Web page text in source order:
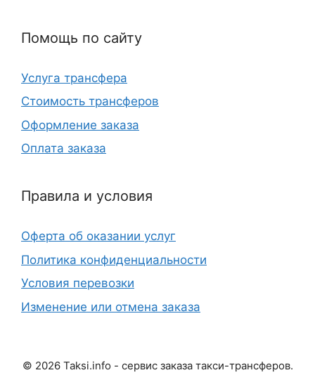
Помощь по сайту
Услуга трансфера
Стоимость трансферов
Оформление заказа
Оплата заказа
Правила и условия
Оферта об оказании услуг
Политика конфиденциальности
Условия перевозки
Изменение или отмена заказа
© 2026 Taksi.info - сервис заказа такси-трансферов.